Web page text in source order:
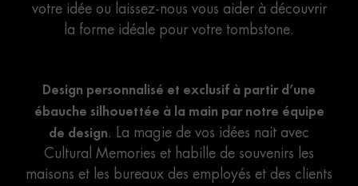
votre idée ou laissez-nous vous aider à découvrir
la forme idéale pour votre tombstone.
Design personnalisé et exclusif à partir d’une
ébauche silhouettée à la main par notre équipe
de design. La magie de vos idées nait avec
Cultural Memories et habille de souvenirs les
maisons et les bureaux des employés et des clients